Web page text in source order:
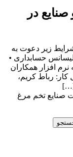
در
زیر دعوت به
حسابدار(کد شغل ۰۰۱) : • لیسانس حسابداری •
افزار همکاران
• محل کار: رباط کریم،
[…]
صنایع تخم مرغ